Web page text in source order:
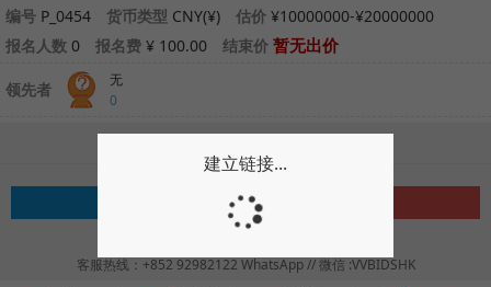
编号 P_0454 货币类型 CNY(¥) 估价 ¥10000000-¥20000000
报名人数 0 报名费 ¥ 100.00 结束价 暂无出价
领先者
无
0
客服热线：+852 92982122 WhatsApp // 微信 :VVBIDSHK
建立链接...